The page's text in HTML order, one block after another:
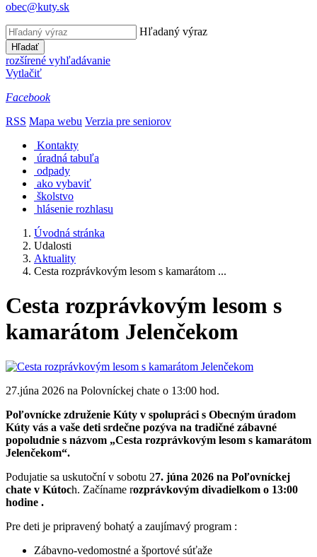
obec@kuty.sk
Hľadaný výraz
Hľadať
rozšírené vyhľadávanie
Vytlačiť
Facebook
RSS Mapa webu Verzia pre seniorov
Kontakty
úradná tabuľa
odpady
ako vybaviť
školstvo
hlásenie rozhlasu
Úvodná stránka
Udalosti
Aktuality
Cesta rozprávkovým lesom s kamarátom ...
Cesta rozprávkovým lesom s
kamarátom Jelenčekom
27.júna 2026 na Polovníckej chate o 13:00 hod.
Poľovnícke združenie Kúty v spolupráci s Obecným úradom
Kúty vás a vaše deti srdečne pozýva na tradičné zábavné
popoludnie s názvom „Cesta rozprávkovým lesom s kamarátom
Jelenčekom“.
Podujatie sa uskutoční v sobotu 27. júna 2026 na Poľovníckej
chate v Kútoch. Začíname rozprávkovým divadielkom o 13:00
hodine .
Pre deti je pripravený bohatý a zaujímavý program :
Zábavno-vedomostné a športové súťaže